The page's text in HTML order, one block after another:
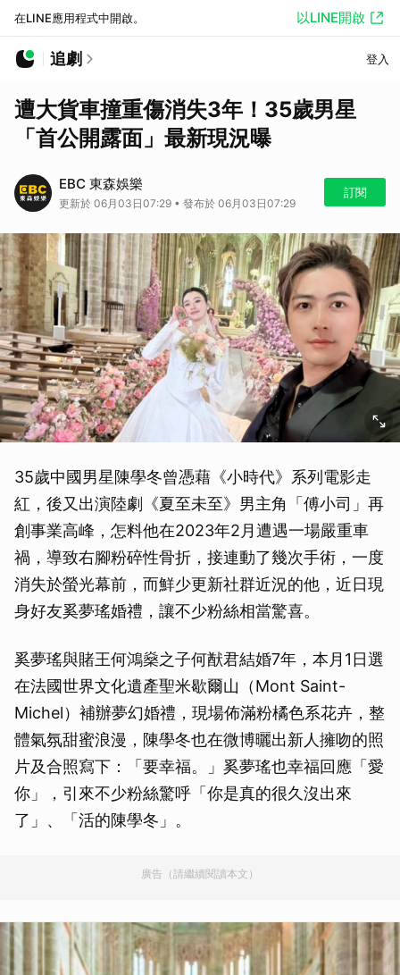
在LINE應用程式中開啟。 以LINE開啟
追劇 登入
遭大貨車撞重傷消失3年！35歲男星
「首公開露面」最新現況曝
EBC 東森娛樂
更新於 06月03日07:29 • 發布於 06月03日07:29
訂閱
35歲中國男星陳學冬曾憑藉《小時代》系列電影走
紅，後又出演陸劇《夏至未至》男主角「傅小司」再
創事業高峰，怎料他在2023年2月遭遇一場嚴重車
禍，導致右腳粉碎性骨折，接連動了幾次手術，一度
消失於螢光幕前，而鮮少更新社群近況的他，近日現
身好友奚夢瑤婚禮，讓不少粉絲相當驚喜。
奚夢瑤與賭王何鴻燊之子何猷君結婚7年，本月1日選
在法國世界文化遺產聖米歇爾山（Mont Saint-
Michel）補辦夢幻婚禮，現場佈滿粉橘色系花卉，整
體氣氛甜蜜浪漫，陳學冬也在微博曬出新人擁吻的照
片及合照寫下：「要幸福。」奚夢瑤也幸福回應「愛
你」，引來不少粉絲驚呼「你是真的很久沒出來
了」、「活的陳學冬」。
廣告（請繼續閱讀本文）